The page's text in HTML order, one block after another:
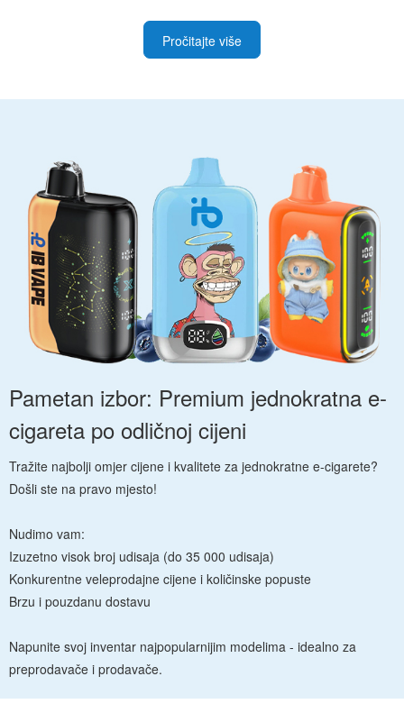
Pročitajte više
Pametan izbor: Premium jednokratna e-
cigareta po odličnoj cijeni
Tražite najbolji omjer cijene i kvalitete za jednokratne e-cigarete?
Došli ste na pravo mjesto!
Nudimo vam:
Izuzetno visok broj udisaja (do 35 000 udisaja)
Konkurentne veleprodajne cijene i količinske popuste
Brzu i pouzdanu dostavu
Napunite svoj inventar najpopularnijim modelima - idealno za
preprodavače i prodavače.